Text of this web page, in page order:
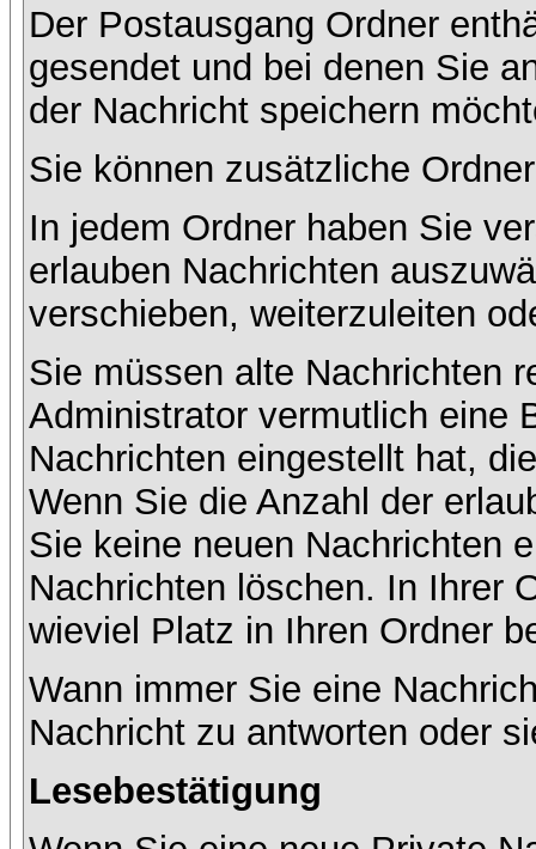
Der Postausgang Ordner
gesendet und bei denen Sie
der Nachricht speichern
Sie können zusätzliche
In jedem Ordner haben Sie
erlauben Nachrichten
verschieben, weiterzuleiten
Sie müssen alte Nachrichten
Administrator vermutlich eine
Nachrichten eingestellt hat,
Wenn Sie die Anzahl der
Sie keine neuen Nachrichten
Nachrichten löschen. In Ihrer
wieviel Platz in Ihren Ordner
Wann immer Sie eine
Nachricht zu antworten oder
Lesebestätigung